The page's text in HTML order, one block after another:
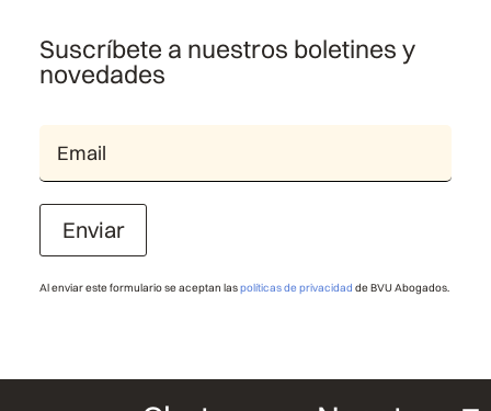
Suscríbete a nuestros boletines y
novedades
Enviar
Al enviar este formulario se aceptan laspolíticas de privacidad de BVU Abogados.